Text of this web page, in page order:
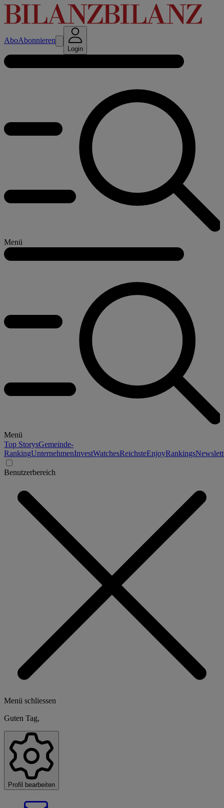
AboAbonnieren
Login
Menü
Menü
Top StorysGemeinde-
RankingUnternehmenInvestWatchesReichsteEnjoyRankings
Benutzerbereich
Menü schliessen
Guten Tag,
Profil bearbeiten